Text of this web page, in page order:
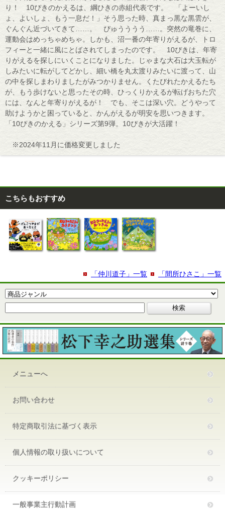
り！ 10ぴきのかえるは、綱ひきの赤組代表です。 「よーいし
ょ、よいしょ、もう一息だ！」そう思った時、真まっ黒な黒雲が、
ぐんぐん近づいてきて……。 ぴゅうううう……。突然の竜巻に、
運動会はめっちゃめちゃ。しかも、沼一番の年寄りがえるが、トロ
フィーと一緒に風にとばされてしまったのです。 10ぴきは、年寄
りがえるを探しにいくことになりました。じゃまな大石は大玉転が
しみたいに転がしてどかし、細い橋を丸太渡りみたいに渡って、山
の中を探しまわりましたがみつかりません。くたびれたかえるたち
が、もう歩けないと思ったその時、ひっくりかえるが転げおちた穴
には、なんと年寄りがえるが！ でも、そこは深い穴。どうやって
助けようかと困っていると、かんがえるが明安を思いつきます。
「10ぴきのかえる」シリーズ第9弾。10ぴきが大活躍！
※2024年11月に価格変更しました
こちらもおすすめ
「間所ひさこ」一覧
「仲川道子」一覧
メニューへ
お問い合わせ
特定商取引法に基づく表示
個人情報の取り扱いについて
クッキーポリシー
一般事業主行動計画